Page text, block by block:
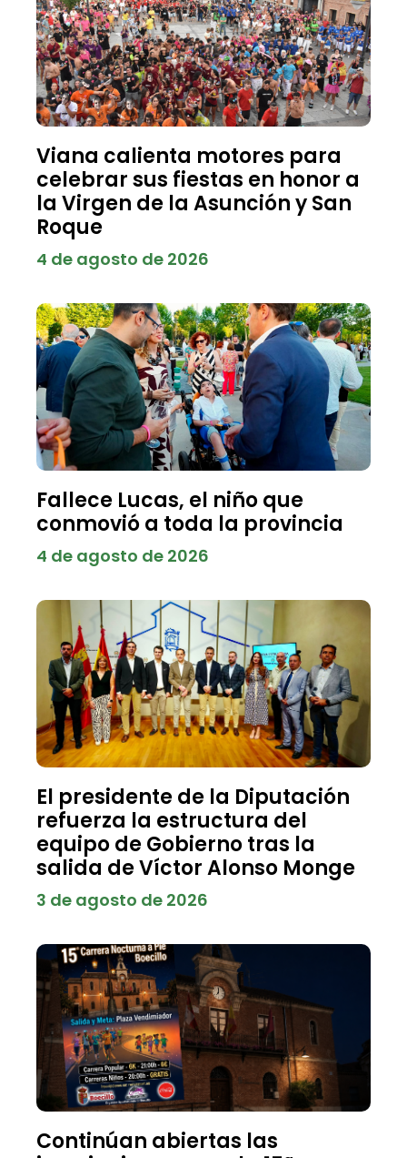
Viana calienta motores para
celebrar sus fiestas en honor a
la Virgen de la Asunción y San
Roque
4 de agosto de 2026
Fallece Lucas, el niño que
conmovió a toda la provincia
4 de agosto de 2026
El presidente de la Diputación
refuerza la estructura del
equipo de Gobierno tras la
salida de Víctor Alonso Monge
3 de agosto de 2026
Continúan abiertas las